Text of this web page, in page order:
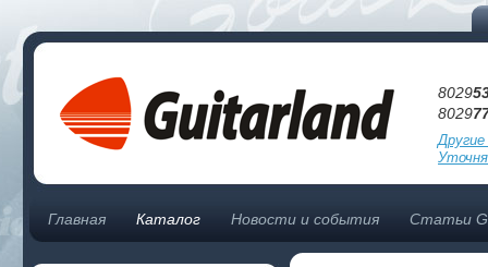
8029
8029
Главная Каталог Новости и события Статьи